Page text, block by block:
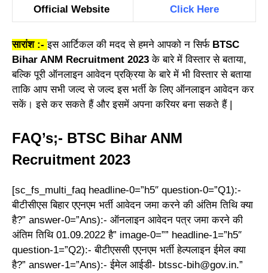
Official Website Click Here
सारांश :-इस आर्टिकल की मदद से हमने आपको न सिर्फ BTSC
Bihar ANM Recruitment 2023 के बारे में विस्तार से बताया,
बल्कि पूरी ऑनलाइन आवेदन प्रक्रिया के बारे में भी विस्तार से बताया
ताकि आप सभी जल्द से जल्द इस भर्ती के लिए ऑनलाइन आवेदन कर
सकें। इसे कर सकते हैं और इसमें अपना करियर बना सकते हैं |
FAQ’s;- BTSC Bihar ANM
Recruitment 2023
[sc_fs_multi_faq headline-0=”h5″ question-0=”Q1):-
बीटीसीएस बिहार एएनएम भर्ती आवेदन जमा करने की अंतिम तिथि क्या
है?” answer-0=”Ans):- ऑनलाइन आवेदन पत्र जमा करने की
अंतिम तिथि 01.09.2022 है” image-0=”” headline-1=”h5″
question-1=”Q2):- बीटीएससी एएनएम भर्ती हेल्पलाइन ईमेल क्या
है?” answer-1=”Ans):- ईमेल आईडी- btssc-bih@gov.in.”